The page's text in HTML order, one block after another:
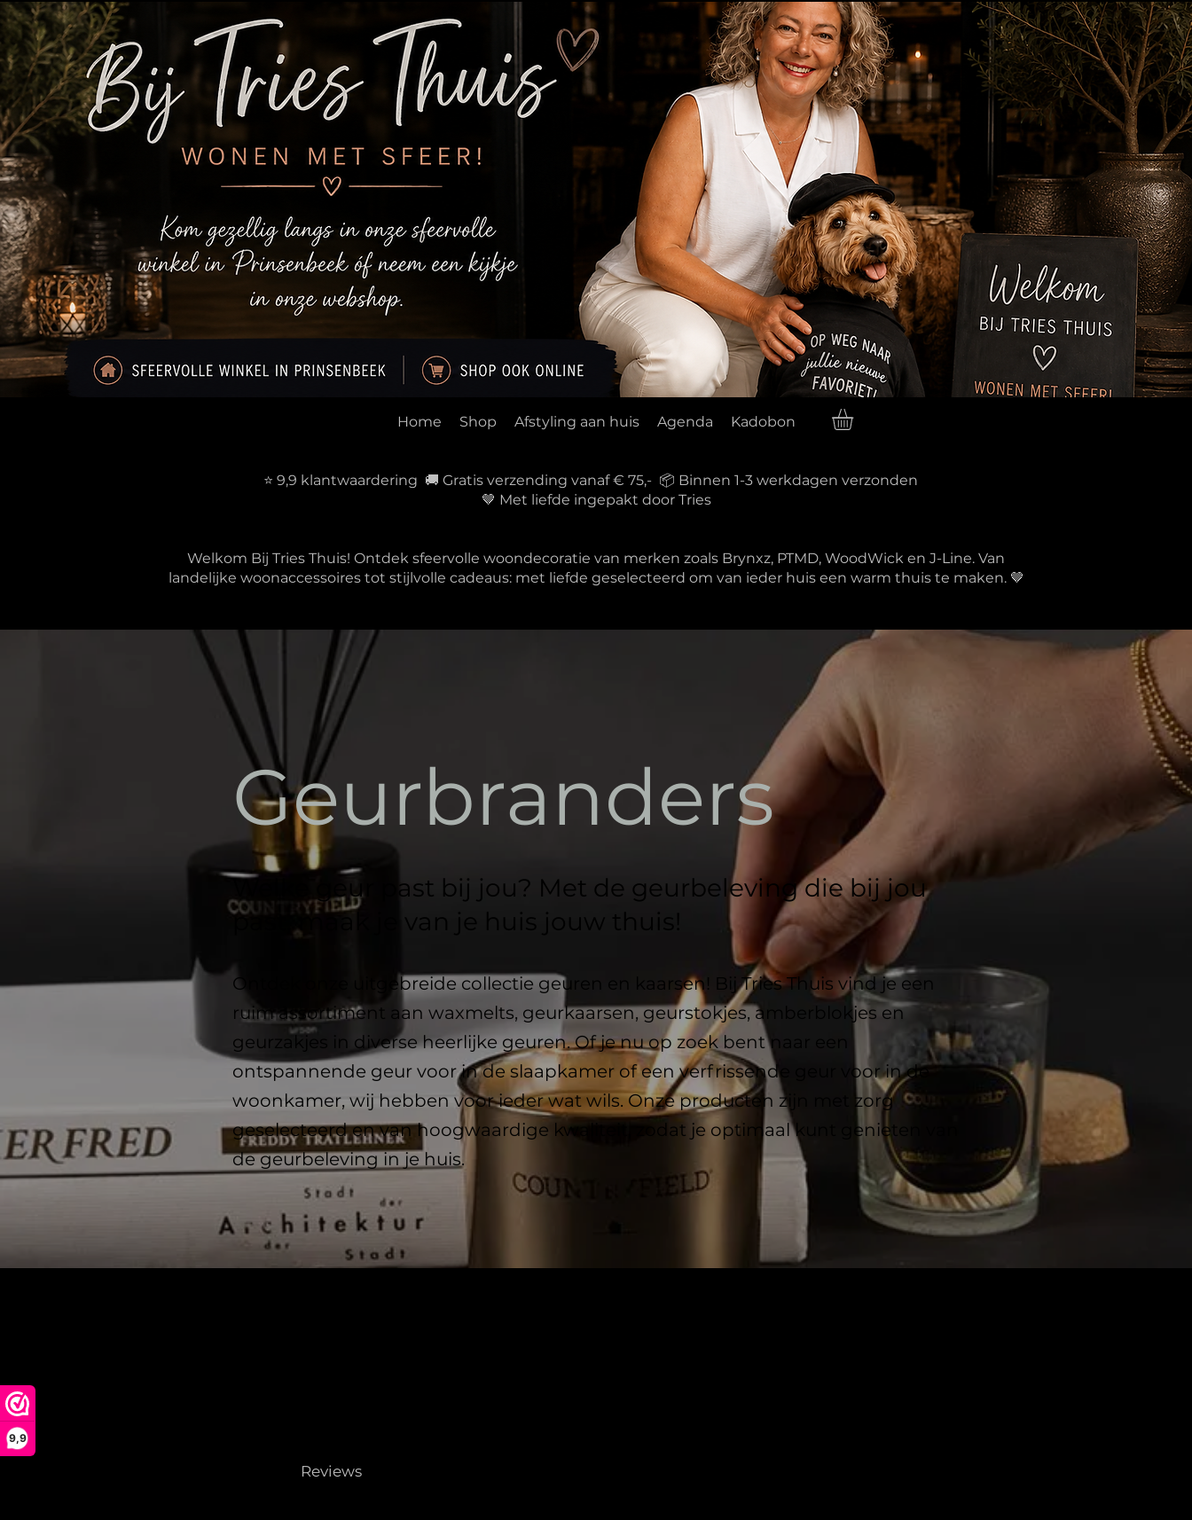
9,9
Home Shop Afstyling aan huis Agenda Kadobon
⭐ 9,9 klantwaardering 🚚 Gratis verzending vanaf € 75,- 📦 Binnen 1-3 werkdagen verzonden
🤎 Met liefde ingepakt door Tries
Welkom Bij Tries Thuis! Ontdek sfeervolle woondecoratie van merken zoals Brynxz, PTMD, WoodWick en J-Line. Van
landelijke woonaccessoires tot stijlvolle cadeaus: met liefde geselecteerd om van ieder huis een warm thuis te maken. 🤎
Geurbranders
Welke geur past bij jou? Met de geurbeleving die bij jou
past, maak je van je huis jouw thuis!
Ontdek onze uitgebreide collectie geuren en kaarsen! Bij Tries Thuis vind je een
ruim assortiment aan waxmelts, geurkaarsen, geurstokjes, amberblokjes en
geurzakjes in diverse heerlijke geuren. Of je nu op zoek bent naar een
ontspannende geur voor in de slaapkamer of een verfrissende geur voor in de
woonkamer, wij hebben voor ieder wat wils. Onze producten zijn met zorg
geselecteerd en van hoogwaardige kwaliteit, zodat je optimaal kunt genieten van
de geurbeleving in je huis.
Reviews